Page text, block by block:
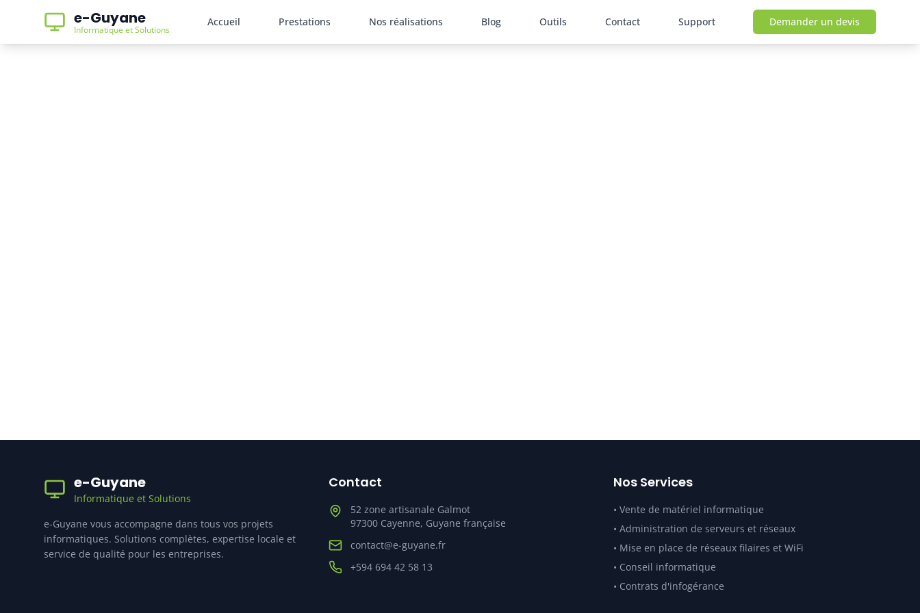
e-Guyane
Informatique et Solutions
Accueil Prestations Nos réalisations Blog Outils Contact Support Demander un devis
e-Guyane
Informatique et Solutions
e-Guyane vous accompagne dans tous vos projets
informatiques. Solutions complètes, expertise locale et
service de qualité pour les entreprises.
Contact
52 zone artisanale Galmot
97300 Cayenne, Guyane française
contact@e-guyane.fr
+594 694 42 58 13
Nos Services
• Vente de matériel informatique
• Administration de serveurs et réseaux
• Mise en place de réseaux filaires et WiFi
• Conseil informatique
• Contrats d'infogérance